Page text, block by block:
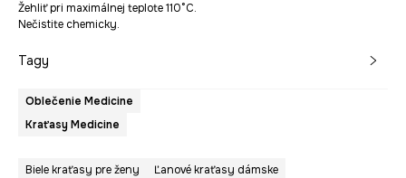
Žehliť pri maximálnej teplote 110°C.
Nečistite chemicky.
Tagy
Oblečenie Medicine
Kraťasy Medicine
Biele kraťasy pre ženy
Ľanové kraťasy dámske